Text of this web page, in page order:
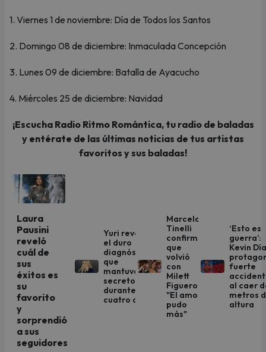
1. Viernes 1 de noviembre: Día de Todos los Santos
2. Domingo 08 de diciembre: Inmaculada Concepción
3. Lunes 09 de diciembre: Batalla de Ayacucho
4. Miércoles 25 de diciembre: Navidad
¡Escucha Radio Ritmo Romántica, tu radio de baladas
y entérate de las últimas noticias de tus artistas
favoritos y sus baladas!
Laura
Pausini
reveló
cuál de
sus
éxitos es
su
favorito
y
sorprendió
a sus
seguidores
Yuri revela
el duro
diagnóstico
que
mantuvo en
secreto
durante
cuatro años
Marcelo
Tinelli
confirma
que
volvió
con
Milett
Figueroa:
"El amor
pudo
más"
‘Esto es
guerra’:
Kevin
fuerte
al caer
metros
altura